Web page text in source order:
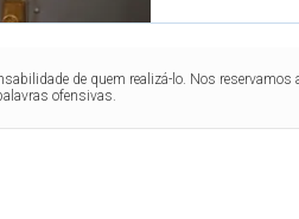
de quem realizá-lo. Nos
ofensivas.